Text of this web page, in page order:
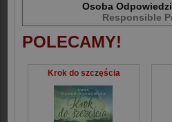
Osoba
Responsible
POLECAMY!
Krok do szczęścia